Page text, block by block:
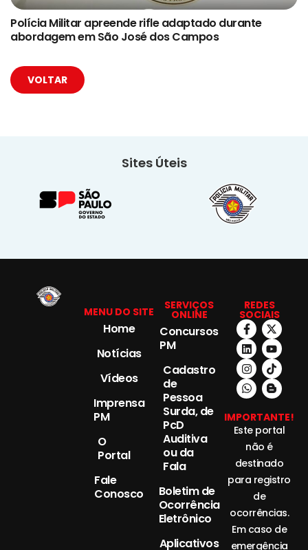
Polícia Militar apreende rifle adaptado durante
abordagem em São José dos Campos
VOLTAR
Sites Úteis
MENU DO SITE
Home
Notícias
Vídeos
Imprensa
PM
O
Portal
Fale
Conosco
SERVIÇOS
ONLINE
Concursos
PM
Cadastro
de
Pessoa
Surda, de
PcD
Auditiva
ou da
Fala
Boletim de
Ocorrência
Eletrônico
Aplicativos
REDES
SOCIAIS
IMPORTANTE!
Este portal
não é
destinado
para registro
de
ocorrências.
Em caso de
emergência